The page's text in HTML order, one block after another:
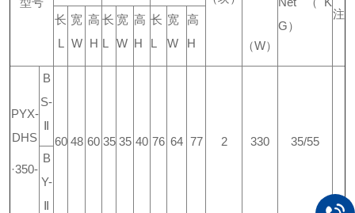
（W）
G）
注
长
L
宽
W
高
H
长
L
宽
W
高
H
长
L
宽
W
高
H
PYX-
DHS
·350-
B
S-
Ⅱ
60 48 60 35 35 40 76 64 77 2 330
35/55
B
Y-
Ⅱ